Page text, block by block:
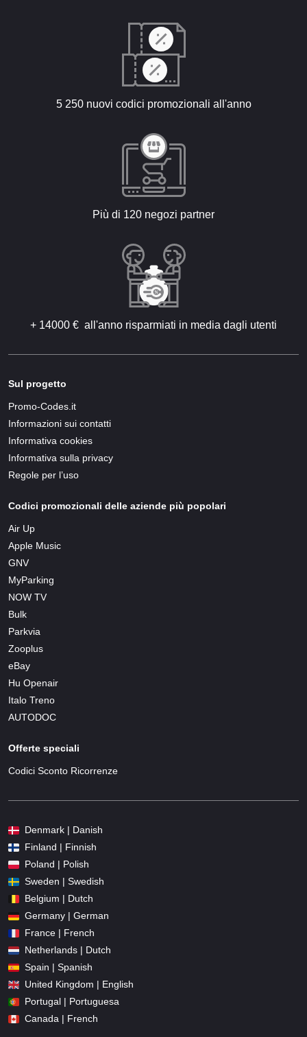
5 250 nuovi codici promozionali all'anno
Più di 120 negozi partner
+ 14000 € all'anno risparmiati in media dagli utenti
Sul progetto
Promo-Codes.it
Informazioni sui contatti
Informativa cookies
Informativa sulla privacy
Regole per l’uso
Codici promozionali delle aziende più popolari
Air Up
Apple Music
GNV
MyParking
NOW TV
Bulk
Parkvia
Zooplus
eBay
Hu Openair
Italo Treno
AUTODOC
Offerte speciali
Codici Sconto Ricorrenze
Denmark | Danish
Finland | Finnish
Poland | Polish
Sweden | Swedish
Belgium | Dutch
Germany | German
France | French
Netherlands | Dutch
Spain | Spanish
United Kingdom | English
Portugal | Portuguesa
Canada | French